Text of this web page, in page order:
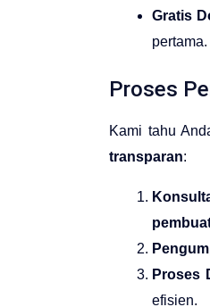
Gratis
Proses
Kami tahu
transparan:
Proses
efisien.